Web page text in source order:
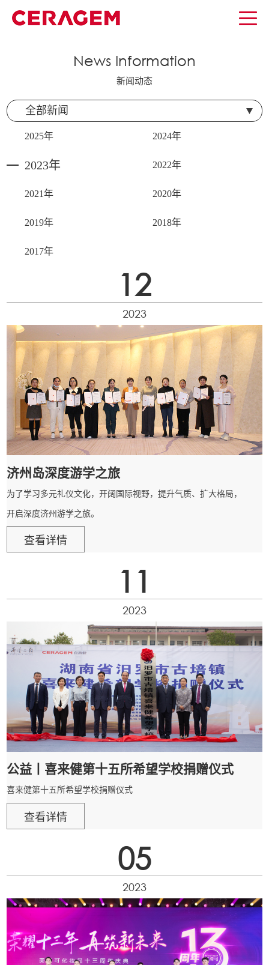
News Information
新闻动态
全部新闻
2025年 2024年
2023年 2022年
2021年 2020年
2019年 2018年
2017年
12
2023
济州岛深度游学之旅
为了学习多元礼仪文化，开阔国际视野，提升气质、扩大格局，
开启深度济州游学之旅。
查看详情
11
2023
公益丨喜来健第十五所希望学校捐赠仪式
喜来健第十五所希望学校捐赠仪式
查看详情
05
2023